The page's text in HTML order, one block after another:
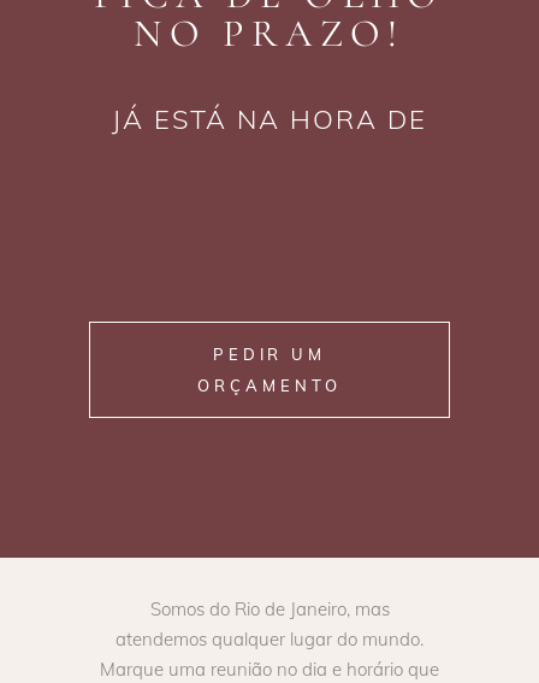
NO PRAZO!
JÁ ESTÁ NA HORA DE
PEDIR UM
ORÇAMENTO
Somos do Rio de Janeiro, mas
atendemos qualquer lugar do mundo.
Marque uma reunião no dia e horário que